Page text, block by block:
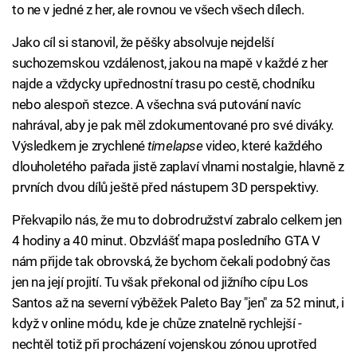
to ne v jedné z her, ale rovnou ve všech všech dílech.
Jako cíl si stanovil, že pěšky absolvuje nejdelší
suchozemskou vzdálenost, jakou na mapě v každé z her
najde a vždycky upřednostní trasu po cestě, chodníku
nebo alespoň stezce. A všechna svá putování navíc
nahrával, aby je pak měl zdokumentované pro své diváky.
Výsledkem je zrychlenétimelapsevideo, které každého
dlouholetého pařada jistě zaplaví vlnami nostalgie, hlavně z
prvních dvou dílů ještě před nástupem 3D perspektivy.
Překvapilo nás, že mu to dobrodružství zabralo celkem jen
4 hodiny a 40 minut. Obzvlášť mapa posledního GTA V
nám přijde tak obrovská, že bychom čekali podobný čas
jen na její projití. Tu však překonal od jižního cípu Los
Santos až na severní výběžek Paleto Bay "jen" za 52 minut, i
když v online módu, kde je chůze znatelně rychlejší -
nechtěl totiž při procházení vojenskou zónou uprotřed